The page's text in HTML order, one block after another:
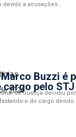
a acusações...
Buzzi é
cargo pelo STJ
2026de Justiça decidiu
o do cargo devido...